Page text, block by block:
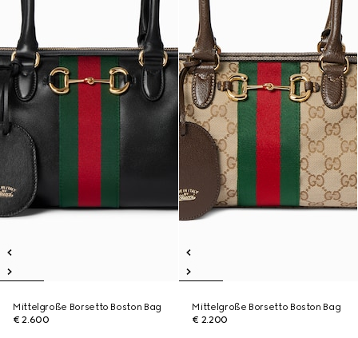
Mittelgroße Borsetto Boston Bag
€ 2.600
Mittelgroße Borsetto Boston Bag
€ 2.200